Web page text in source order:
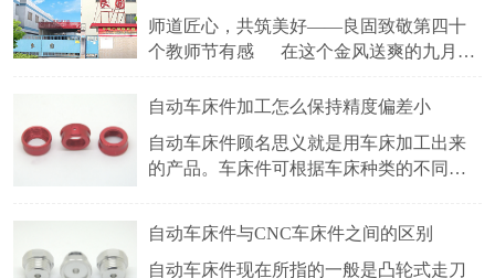
师道匠心，共筑美好——良固致敬第四十
个教师节有感 在这个金风送爽的九月，
——教师节。教师，如璀璨星辰照亮学子
书写着育人的壮丽篇章。而在另一片天地
中，良固厂家的工人们也在默默坚守，用
​自动车床件加工怎么保持精度偏差小
自动车床件顾名思义就是用车床加工出来
的产品。车床件可根据车床种类的不同，
材料有铜，铁，铝，不锈钢等。比较常见
的加工地区是深圳和东莞以及周边区域。
自动车床件与CNC车床件之间的区别
自动车床件现在所指的一般是凸轮式走刀